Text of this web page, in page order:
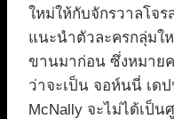
ใหม่ให้กับจักรวาลโจ
แนะนำตัวละครกลุ่มให
ขานมาก่อน ซึ่งหมาย
ว่าจะเป็น จอห์นนี่ เด
McNally จะไม่ได้เป็น